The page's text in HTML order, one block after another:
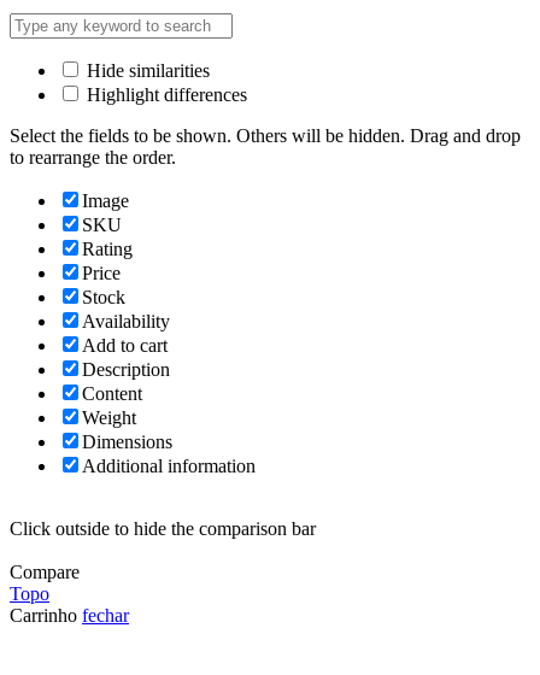
Hide similarities
Highlight differences
Select the fields to be shown. Others will be hidden. Drag and drop
to rearrange the order.
Image
SKU
Rating
Price
Stock
Availability
Add to cart
Description
Content
Weight
Dimensions
Additional information
Click outside to hide the comparison bar
Compare
Topo
Carrinho fechar